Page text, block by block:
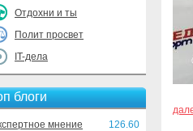
Отдохни и ты
Полит просвет
IT-дела
блоги
мнение
126.60